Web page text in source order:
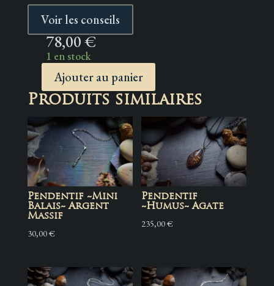
Voir les conseils
78,00€
1 en stock
quantité
de
~Dust~
Labradorite
Ajouter au panier
Produits similaires
Pendentif ~Mini
Balais~ Argent
Massif
30,00€
Pendentif
~Humus~ Agate
235,00€